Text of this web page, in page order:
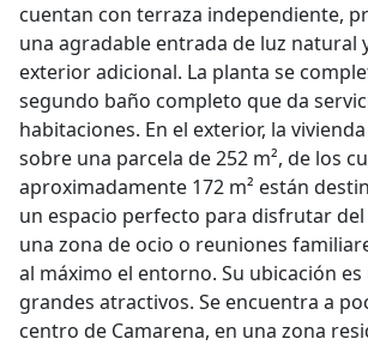
cuentan con terraza independiente,
una agradable entrada de luz natural
exterior adicional. La planta se
segundo baño completo que da
habitaciones. En el exterior, la
sobre una parcela de 252 m², de los
aproximadamente 172 m² están
un espacio perfecto para disfrutar
una zona de ocio o reuniones
al máximo el entorno. Su ubicación es
grandes atractivos. Se encuentra a
centro de Camarena, en una zona